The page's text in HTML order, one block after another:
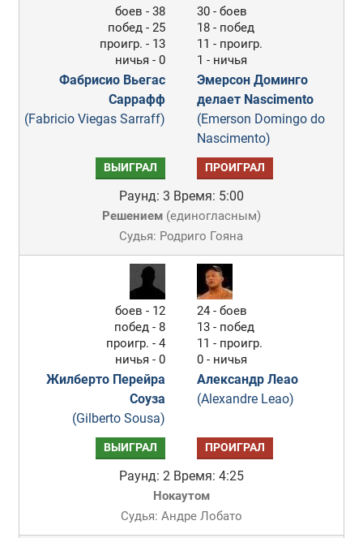
боев - 38
побед - 25
проигр. - 13
ничья - 0
Фабрисио Вьегас
Саррафф
(Fabricio Viegas Sarraff)
30 - боев
18 - побед
11 - проигр.
1 - ничья
Эмерсон Доминго
делает Nascimento
(Emerson Domingo do
Nascimento)
ВЫИГРАЛ ПРОИГРАЛ
Раунд: 3 Время: 5:00
Решением(единогласным)
Судья: Родриго Гояна
боев - 12
побед - 8
проигр. - 4
ничья - 0
Жилберто Перейра
Соуза
(Gilberto Sousa)
24 - боев
13 - побед
11 - проигр.
0 - ничья
Александр Леао
(Alexandre Leao)
ВЫИГРАЛ ПРОИГРАЛ
Раунд: 2 Время: 4:25
Нокаутом
Судья: Андре Лобато